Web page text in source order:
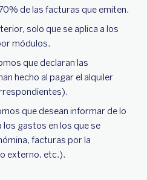
de las facturas que emiten.
solo que se aplica a los
módulos.
que declaran las
hecho al pagar el alquiler
que desean informar de lo
los gastos en los que se
facturas por la
externo, etc.).